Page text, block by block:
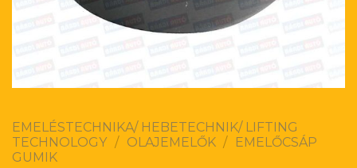
EMELÉSTECHNIKA/ HEBETECHNIK/ LIFTING
TECHNOLOGY / OLAJEMELŐK /
EMELŐCSÁP
GUMIK